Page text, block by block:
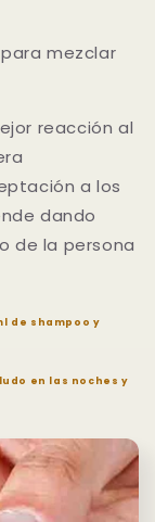
mezclar
reacción al
a los
dando
de la persona
de shampoo y
en las noches y